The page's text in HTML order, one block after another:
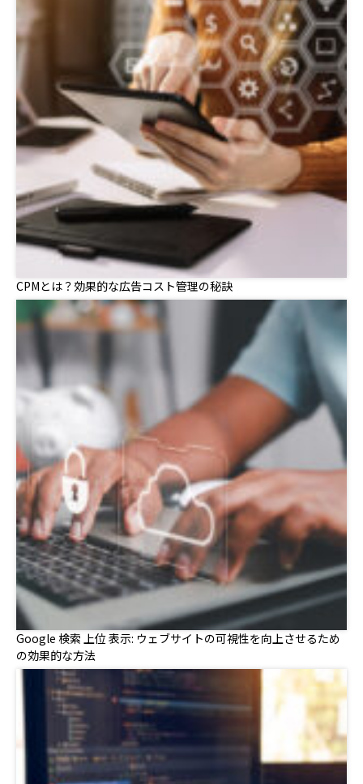
CPMとは？効果的な広告コスト管理の秘訣
Google 検索 上位 表示: ウェブサイトの可視性を向上させるため
の効果的な方法